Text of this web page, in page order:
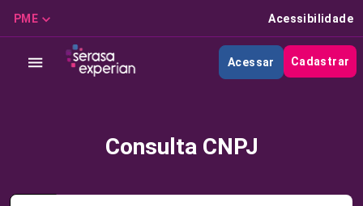
PME Acessibilidade
Acessar Cadastrar
Consulta CNPJ